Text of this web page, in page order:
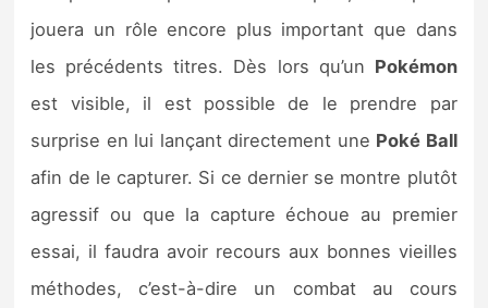
jouera un rôle encore plus important que dans
les précédents titres. Dès lors qu’un Pokémon
est visible, il est possible de le prendre par
surprise en lui lançant directement une Poké Ball
afin de le capturer. Si ce dernier se montre plutôt
agressif ou que la capture échoue au premier
essai, il faudra avoir recours aux bonnes vieilles
méthodes, c’est-à-dire un combat au cours